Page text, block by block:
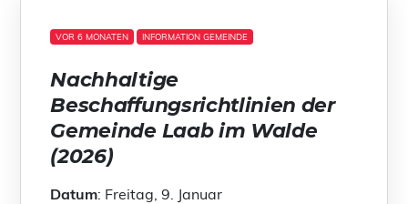
VOR 6 MONATEN INFORMATION GEMEINDE
Nachhaltige
Beschaffungsrichtlinien der
Gemeinde Laab im Walde
(2026)
Datum: Freitag, 9. Januar